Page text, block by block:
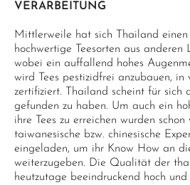
VERARBEITUNG
Mittlerweile hat sich Thailand
hochwertige Teesorten aus anderen
wobei ein auffallend hohes
wird Tees pestizidfrei anzubauen, in
zertifiziert. Thailand scheint für sich
gefunden zu haben. Um auch ein
ihre Tees zu erreichen wurden
taiwanesische bzw. chinesische
eingeladen, um ihr Know How an
weiterzugeben. Die Qualität der
heutzutage beeindruckend hoch